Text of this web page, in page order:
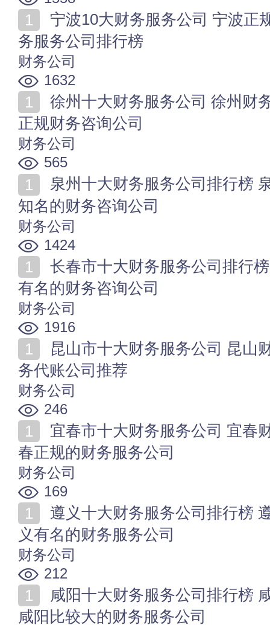
务服务公司排行榜
财务公司
1632
正规财务咨询公司
财务公司
565
知名的财务咨询公司
财务公司
1424
有名的财务咨询公司
财务公司
1916
务代账公司推荐
财务公司
246
春正规的财务服务公司
财务公司
169
义有名的财务服务公司
财务公司
212
咸阳比较大的财务服务公司